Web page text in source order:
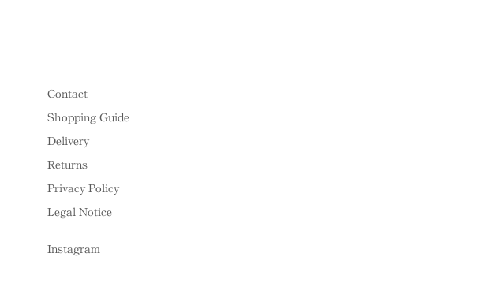
Contact
Shopping Guide
Delivery
Returns
Privacy Policy
Legal Notice
Instagram